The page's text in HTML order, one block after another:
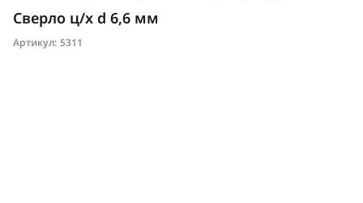
Сверло ц/х d 6,6 мм
Артикул: 5311